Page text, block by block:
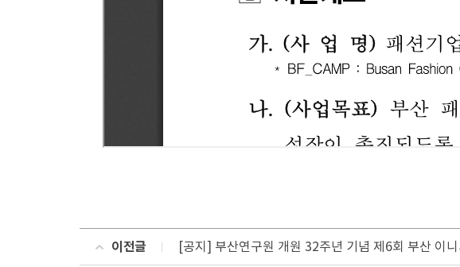
이전글 [공지] 부산연구원 개원 32주년 기념 제6회 부산 이